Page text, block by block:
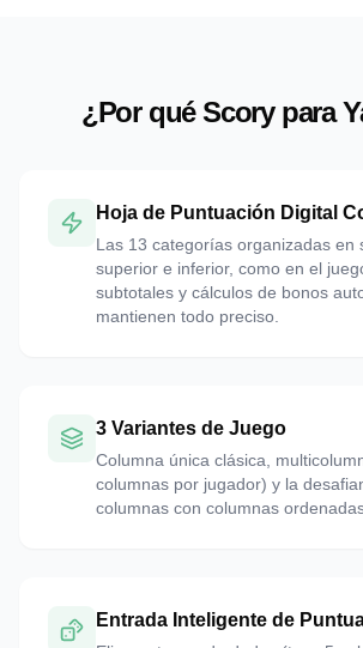
¿Por qué Scory para
Hoja de Puntuación Digital
Las 13 categorías organizadas en
superior e inferior, como en el
subtotales y cálculos de bonos
mantienen todo preciso.
3 Variantes de Juego
Columna única clásica,
columnas por jugador) y la
columnas con columnas
Entrada Inteligente de